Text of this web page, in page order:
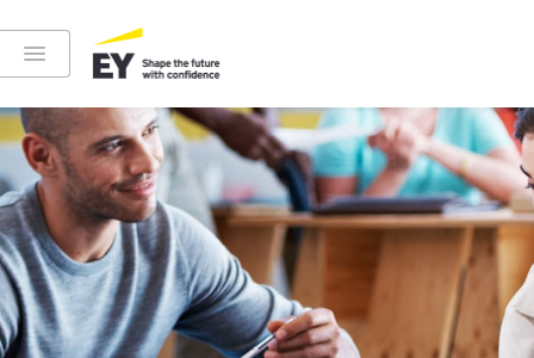
Instagram
LinkedIn
YouTube